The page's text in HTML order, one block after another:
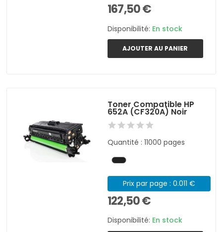
167,50 €
Disponibilité: En stock
AJOUTER AU PANIER
Toner Compatible HP
652A (CF320A) Noir
Quantité : 11000 pages
Prix par page : 0.011 €
122,50 €
Disponibilité: En stock